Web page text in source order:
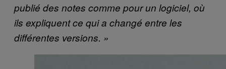
publié des notes comme pour un logiciel, où
ils expliquent ce qui a changé entre les
différentes versions. »